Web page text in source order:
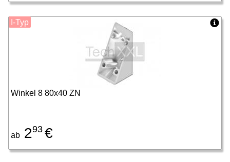
Winkel 8 80x40 ZN
ab 293 €
I-Typ